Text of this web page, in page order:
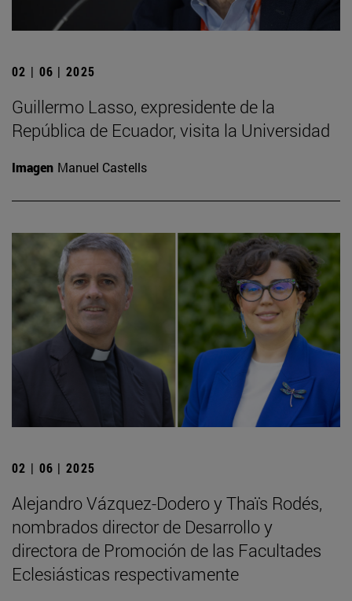
02 | 06 | 2025
Guillermo Lasso, expresidente de la
República de Ecuador, visita la Universidad
Imagen Manuel Castells
02 | 06 | 2025
Alejandro Vázquez-Dodero y Thaïs Rodés,
nombrados director de Desarrollo y
directora de Promoción de las Facultades
Eclesiásticas respectivamente